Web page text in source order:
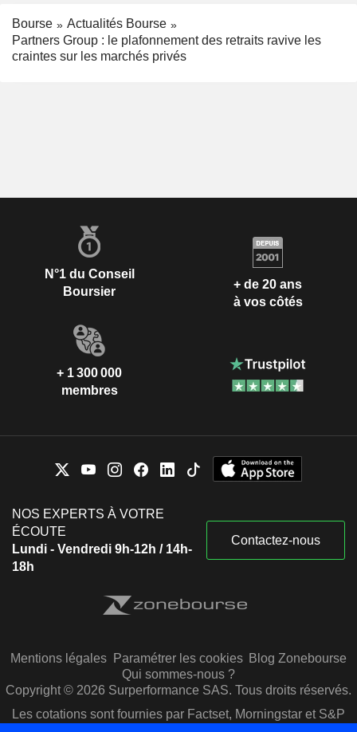
Bourse
Actualités Bourse
Partners Group : le plafonnement des retraits ravive les
craintes sur les marchés privés
N°1 du Conseil
Boursier
+ de 20 ans
à vos côtés
+ 1 300 000
membres
NOS EXPERTS À VOTRE
ÉCOUTE
Lundi - Vendredi 9h-12h / 14h-
18h
Contactez-nous
Mentions légales Paramétrer les cookies Blog Zonebourse
Qui sommes-nous ?
Copyright © 2026 Surperformance SAS. Tous droits réservés.
Les cotations sont fournies par Factset, Morningstar et S&P